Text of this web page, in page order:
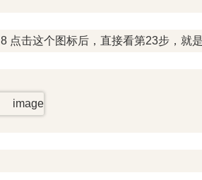
8 点击这个图标后，直接看第23步，就